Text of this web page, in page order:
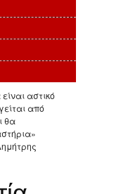
αστικό
από
θα